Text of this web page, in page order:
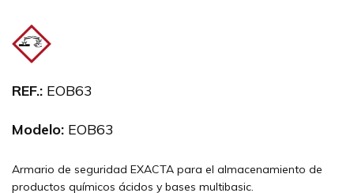
REF.: EOB63
Modelo: EOB63
Armario de seguridad EXACTA para el almacenamiento de
productos químicos ácidos y bases multibasic.